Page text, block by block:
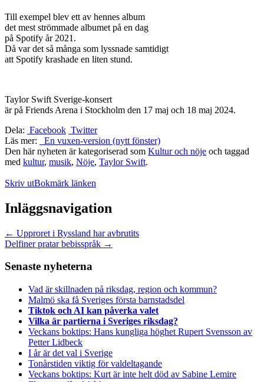
Till exempel blev ett av hennes album
det mest strömmade albumet på en dag
på Spotify år 2021.
Då var det så många som lyssnade samtidigt
att Spotify krashade en liten stund.
Taylor Swift Sverige-konsert
är på Friends Arena i Stockholm den 17 maj och 18 maj 2024.
Dela: Facebook Twitter
Läs mer:
En vuxen-version (nytt fönster)
Den här nyheten är kategoriserad som Kultur och nöje och taggad
med kultur, musik, Nöje, Taylor Swift.
Skriv utBokmärk länken
Inläggsnavigation
← Upproret i Ryssland har avbrutits
Delfiner pratar bebisspråk →
Senaste nyheterna
Vad är skillnaden på riksdag, region och kommun?
Malmö ska få Sveriges första barnstadsdel
Tiktok och AI kan påverka valet
Vilka är partierna i Sveriges riksdag?
Veckans boktips: Hans kungliga höghet Rupert Svensson av
Petter Lidbeck
I år är det val i Sverige
Tonårstiden viktig för valdeltagande
Veckans boktips: Kurt är inte helt död av Sabine Lemire